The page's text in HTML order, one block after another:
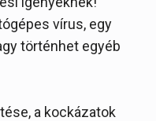
vírus, egy
történhet egyéb
a kockázatok